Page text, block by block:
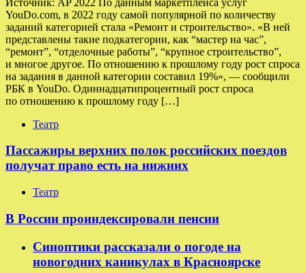
YouDo.com, в 2022 году самой популярной по количеству
заданий категорией стала «Ремонт и строительство». «В ней
представлены такие подкатегории, как “мастер на час”,
“ремонт”, “отделочные работы”, “крупное строительство”,
и многое другое. По отношению к прошлому году рост спроса
на задания в данной категории составил 19%», — сообщили
РБК в YouDo. Одиннадцатипроцентный рост спроса
по отношению к прошлому году […]
Театр
Пассажиры верхних полок российских поездов
получат право есть на нижних
Театр
В России проиндексировали пенсии
Синоптики рассказали о погоде на
новогодних каникулах в Красноярске